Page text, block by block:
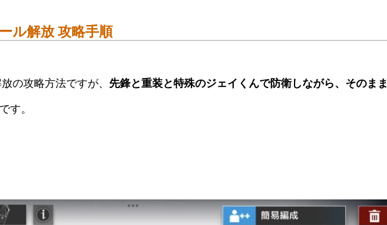
ル解放 攻略手順
の攻略方法ですが、 先鋒と重装と特殊のジェイくんで防衛しながら、そのまま
す。